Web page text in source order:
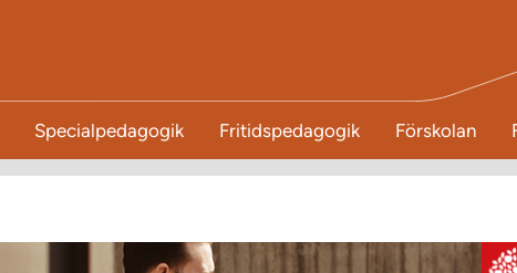
Specialpedagogik Fritidspedagogik Förskolan